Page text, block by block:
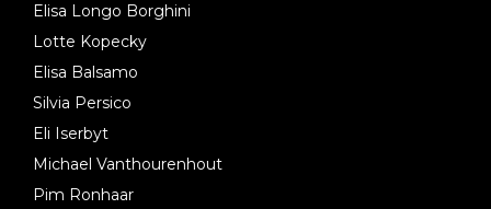
Elisa Longo Borghini
Lotte Kopecky
Elisa Balsamo
Silvia Persico
Eli Iserbyt
Michael Vanthourenhout
Pim Ronhaar